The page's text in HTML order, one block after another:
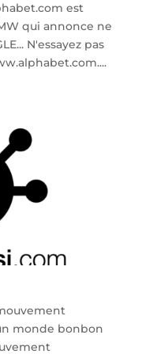
est
qui annonce ne
N'essayez pas
monde bonbon